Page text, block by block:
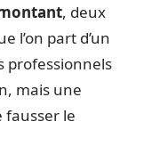
, deux
l’on part d’un
professionnels
mais une
fausser le